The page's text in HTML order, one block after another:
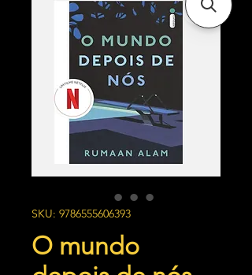
SKU: 9786555606393
O mundo